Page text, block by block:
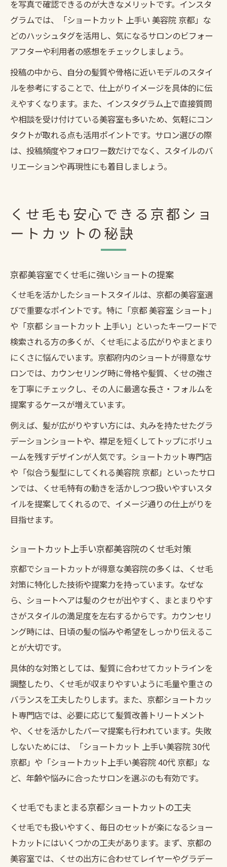
を写真で確認できるのが大きなメリットです。インスタ
グラムでは、「ショートカット 上手い 美容院 京都」な
どのハッシュタグを活用し、気になるサロンのビフォー
アフターや利用者の感想をチェックしましょう。
投稿の中から、自分の髪質や骨格に近いモデルのスタイ
ルを参考にすることで、仕上がりイメージを具体的に伝
えやすくなります。また、インスタグラム上で直接質問
や相談を受け付けている美容室も多いため、気軽にコン
タクトが取れる点も活用ポイントです。サロン選びの際
は、投稿頻度やフォロワー数だけでなく、スタイルのバ
リエーションや再現性にも着目しましょう。
くせ毛も安心できる京都ショ
ートカットの秘訣
京都美容室でくせ毛に強いショートの提案
くせ毛を活かしたショートスタイルは、京都の美容室選
びで重要なポイントです。特に「京都 美容室 ショート」
や「京都 ショートカット 上手い」といったキーワードで
検索される方の多くが、くせ毛による広がりやまとまり
にくさに悩んでいます。京都府内のショートが得意なサ
ロンでは、カウンセリング時に骨格や髪質、くせの強さ
を丁寧にチェックし、その人に最適な長さ・フォルムを
提案するケースが増えています。
例えば、髪が広がりやすい方には、丸みを持たせたグラ
デーションショートや、襟足を短くしてトップにボリュ
ームを残すデザインが人気です。ショートカット専門店
や「似合う髪型にしてくれる美容院 京都」といったサロ
ンでは、くせ毛特有の動きを活かしつつ扱いやすいスタ
イルを提案してくれるので、イメージ通りの仕上がりを
目指せます。
ショートカット上手い京都美容院のくせ毛対策
京都でショートカットが得意な美容院の多くは、くせ毛
対策に特化した技術や提案力を持っています。なぜな
ら、ショートヘアは髪のクセが出やすく、まとまりやす
さがスタイルの満足度を左右するからです。カウンセリ
ング時には、日頃の髪の悩みや希望をしっかり伝えるこ
とが大切です。
具体的な対策としては、髪質に合わせてカットラインを
調整したり、くせ毛が収まりやすいように毛量や重さの
バランスを工夫したりします。また、京都ショートカッ
ト専門店では、必要に応じて髪質改善トリートメント
や、くせを活かしたパーマ提案も行われています。失敗
しないためには、「ショートカット 上手い美容院 30代
京都」や「ショートカット上手い美容院 40代 京都」な
ど、年齢や悩みに合ったサロンを選ぶのも有効です。
くせ毛でもまとまる京都ショートカットの工夫
くせ毛でも扱いやすく、毎日のセットが楽になるショー
トカットにはいくつかの工夫があります。まず、京都の
美容室では、くせの出方に合わせてレイヤーやグラデー